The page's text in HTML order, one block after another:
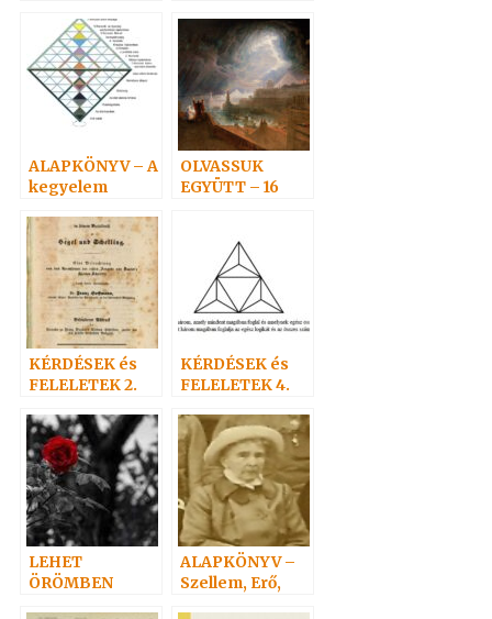
ALAPKÖNYV – A
kegyelem
OLVASSUK
EGYÜTT – 16
KÉRDÉSEK és
FELELETEK 2.
38)Hoffmann
professzor
KÉRDÉSEK és
FELELETEK 4.
Hoffmann
professzor
LEHET
ÖRÖMBEN
ALAPKÖNYV –
Szellem, Erő,